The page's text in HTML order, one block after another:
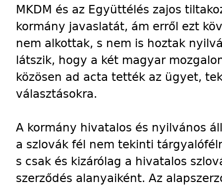
MKDM és az Együttélés zajos
kormány javaslatát, ám erről ezt
nem alkottak, s nem is hoztak
látszik, hogy a két magyar
közösen ad acta tették az ügyet,
választásokra.
A kormány hivatalos és nyilvános
a szlovák fél nem tekinti
s csak és kizárólag a hivatalos
szerződés alanyaiként. Az